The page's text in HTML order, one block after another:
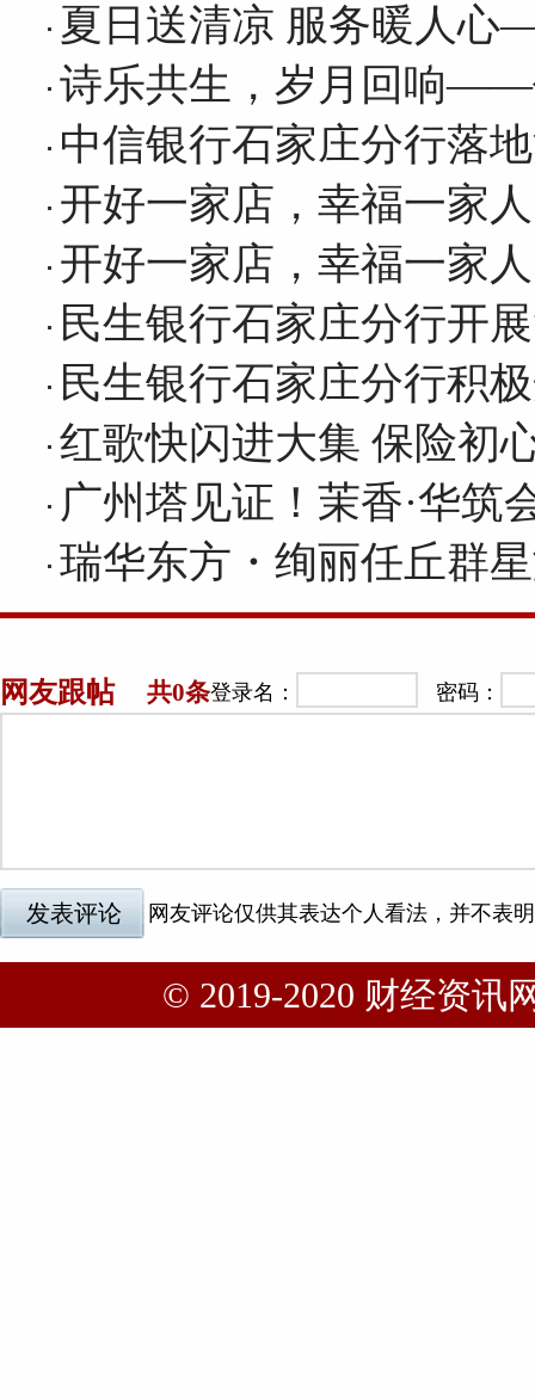
夏日送清凉 服务暖人
诗乐共生，岁月回响——
中信银行石家庄分行落
开好一家店，幸福一家
开好一家店，幸福一家
民生银行石家庄分行开
民生银行石家庄分行积
红歌快闪进大集 保险
广州塔见证！茉香·华筑
瑞华东方・绚丽任丘群
© 2019-2020 财经资讯